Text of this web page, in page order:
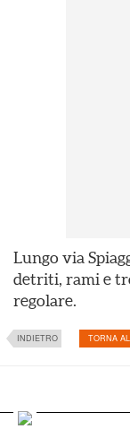
Lungo via
detriti, rami e
regolare.
INDIETRO TORNA